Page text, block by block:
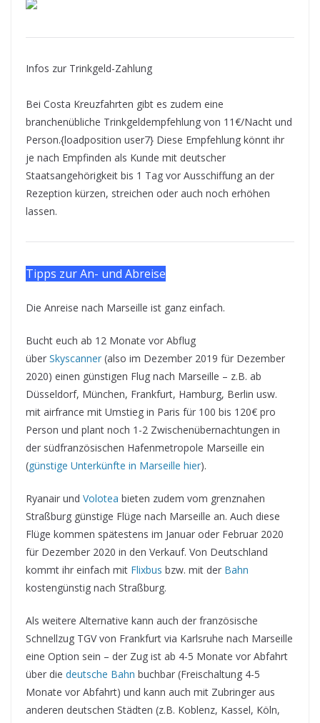
Infos zur Trinkgeld-Zahlung
Bei Costa Kreuzfahrten gibt es zudem eine
branchenübliche Trinkgeldempfehlung von 11€/Nacht und
Person.{loadposition user7} Diese Empfehlung könnt ihr
je nach Empfinden als Kunde mit deutscher
Staatsangehörigkeit bis 1 Tag vor Ausschiffung an der
Rezeption kürzen, streichen oder auch noch erhöhen
lassen.
Tipps zur An- und Abreise
Die Anreise nach Marseille ist ganz einfach.
Bucht euch ab 12 Monate vor Abflug
über Skyscanner (also im Dezember 2019 für Dezember
2020) einen günstigen Flug nach Marseille – z.B. ab
Düsseldorf, München, Frankfurt, Hamburg, Berlin usw.
mit airfrance mit Umstieg in Paris für 100 bis 120€ pro
Person und plant noch 1-2 Zwischenübernachtungen in
der südfranzösischen Hafenmetropole Marseille ein
(günstige Unterkünfte in Marseille hier).
Ryanair und Volotea bieten zudem vom grenznahen
Straßburg günstige Flüge nach Marseille an. Auch diese
Flüge kommen spätestens im Januar oder Februar 2020
für Dezember 2020 in den Verkauf. Von Deutschland
kommt ihr einfach mit Flixbus bzw. mit der Bahn
kostengünstig nach Straßburg.
Als weitere Alternative kann auch der französische
Schnellzug TGV von Frankfurt via Karlsruhe nach Marseille
eine Option sein – der Zug ist ab 4-5 Monate vor Abfahrt
über die deutsche Bahn buchbar (Freischaltung 4-5
Monate vor Abfahrt) und kann auch mit Zubringer aus
anderen deutschen Städten (z.B. Koblenz, Kassel, Köln,